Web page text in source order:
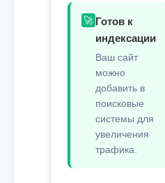
🚀 Готов к
индексации
Ваш сайт
можно
добавить в
поисковые
системы для
увеличения
трафика.